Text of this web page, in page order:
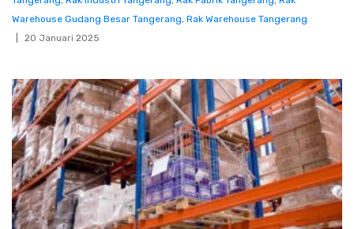
Warehouse Gudang Besar Tangerang, Rak Warehouse Tangerang
20 Januari 2025